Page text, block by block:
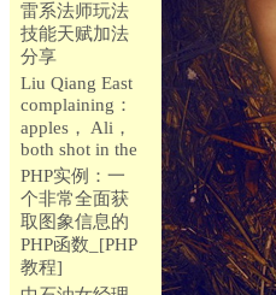
雷系法师玩法
技能天赋加法
分享
Liu Qiang East
complaining：
apples， Ali，
both shot in the
PHP实例：一
个非常全面获
取图象信息的
PHP函数_[PHP
教程]